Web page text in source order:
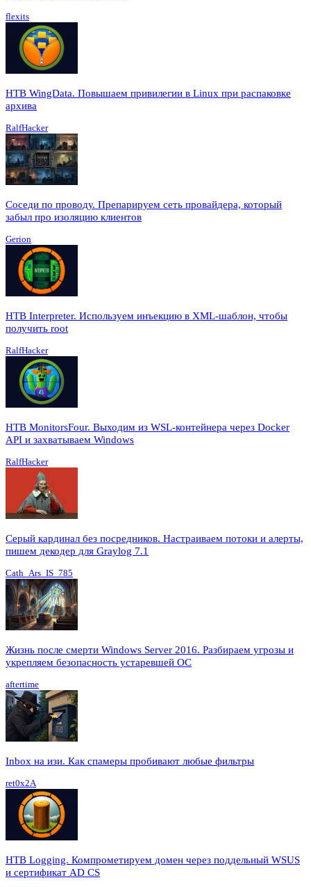
flexits
HTB WingData. Повышаем привилегии в Linux при распаковке
архива
RalfHacker
Соседи по проводу. Препарируем сеть провайдера, который
забыл про изоляцию клиентов
Gerion
HTB Interpreter. Используем инъекцию в XML-шаблон, чтобы
получить root
RalfHacker
HTB MonitorsFour. Выходим из WSL-контейнера через Docker
API и захватываем Windows
RalfHacker
Серый кардинал без посредников. Настраиваем потоки и алерты,
пишем декодер для Graylog 7.1
Cath_Ars_IS_785
Жизнь после смерти Windows Server 2016. Разбираем угрозы и
укрепляем безопасность устаревшей ОС
aftertime
Inbox на изи. Как спамеры пробивают любые фильтры
ret0x2A
HTB Logging. Компрометируем домен через поддельный WSUS
и сертификат AD CS